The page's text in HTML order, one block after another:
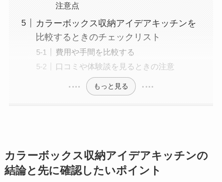
注意点
カラーボックス収納アイデアキッチンを
比較するときのチェックリスト
費用や手間を比較する
口コミや体験談を見るときの注意
もっと見る
カラーボックス収納アイデアキッチンの
結論と先に確認したいポイント